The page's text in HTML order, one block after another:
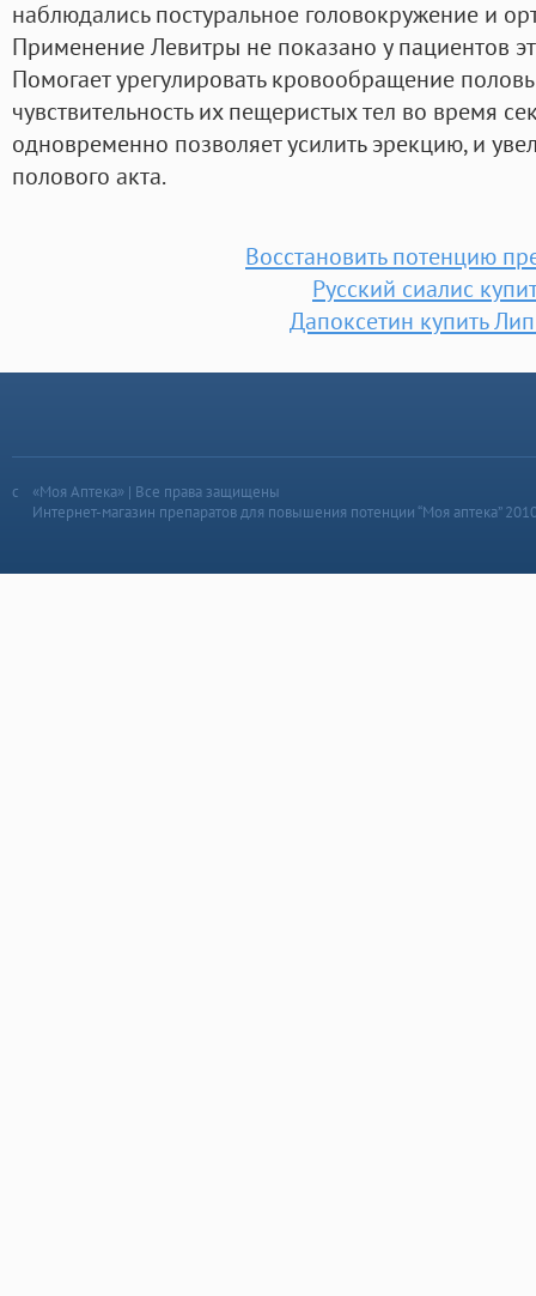
наблюдались постуральное головокружение и
Применение Левитры не показано у пациентов
Помогает урегулировать кровообращение
чувствительность их пещеристых тел во время
одновременно позволяет усилить эрекцию, и
полового акта.
Восстановить потенцию
Русский сиалис
Дапоксетин купить
«Моя Аптека» | Все права защищены
Интернет-магазин препаратов для повышения потенции “Моя аптека”